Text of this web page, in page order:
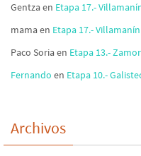
Gentzaen Etapa 17.-
mamaen Etapa 17.-
Paco Soriaen Etapa 13.-
Fernando en Etapa 10.-
Archivos